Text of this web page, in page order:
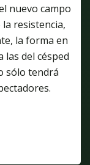
nuevo campo
resistencia,
la forma en
del césped
sólo tendrá